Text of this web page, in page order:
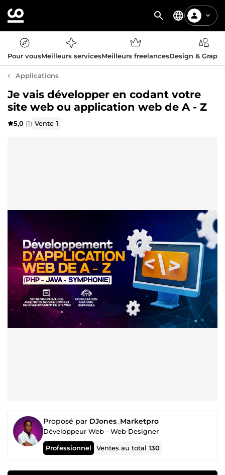
Pour vousMeilleurs servicesMeilleurs freelancesDesign &
Applications
Je vais développer en codant votre
site web ou application web de A - Z
5,0 (1) Vente1
Proposé par DJones_Marketpro
Développeur Web - Web Designer
Professionnel Ventes au total130